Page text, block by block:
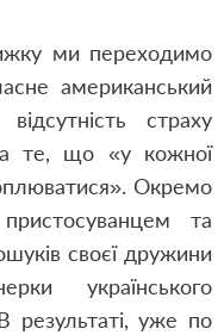
ми переходимо
американський
страху
те, що «у кожної
Окремо
та
своєї дружини
українського
уже по